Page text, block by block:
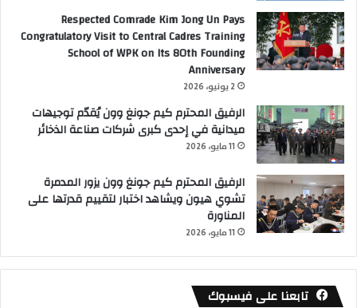
Respected Comrade Kim Jong Un Pays
Congratulatory Visit to Central Cadres Training
School of WPK on Its 80th Founding
Anniversary
2 يونيو، 2026
الرفيق المحترم كيم جونغ وون يُقدّم توجيهات
ميدانية في إحدى كبرى شركات صناعة الذخائر
11 مايو، 2026
الرفيق المحترم كيم جونغ وون يزور المدمرة
تشوي هيون ويشاهد اختبار لتقييم قدرتها على
المناورة
11 مايو، 2026
تابعنا على فيسبوك